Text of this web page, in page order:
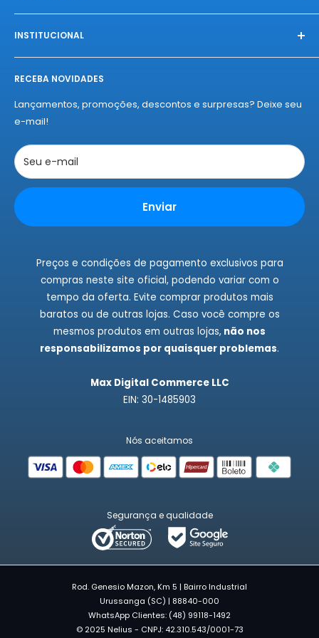
Na Nelius, fazemos das compras uma celebração única.
Conectamos você à produtos exclusivos, diretamente das
Nelius e se apaixone por nossos produtos!
INSTITUCIONAL
Início
Sobre a Nelius
Termos de Entregas
Políticas de Privacidade
Trocas e Devoluções
Rastrear Pedidos
Fale Conosco
RECEBA NOVIDADES
Lançamentos, promoções, descontos e surpresas? Deixe seu
e-mail!
Seu e-mail
Enviar
Preços e condições de pagamento exclusivos para
compras neste site oficial, podendo variar com o
tempo da oferta. Evite comprar produtos mais
baratos ou de outras lojas. Caso você compre os
mesmos produtos em outras lojas, não nos
responsabilizamos por quaisquer problemas.
Max Digital Commerce LLC
EIN: 30-1485903
Nós aceitamos
Segurança e qualidade
Rod. Genesio Mazon, Km 5 | Bairro Industrial
Urussanga (SC) | 88840-000
WhatsApp Clientes: (48) 99118-1492
© 2025 Nelius - CNPJ: 42.310.543/0001-73